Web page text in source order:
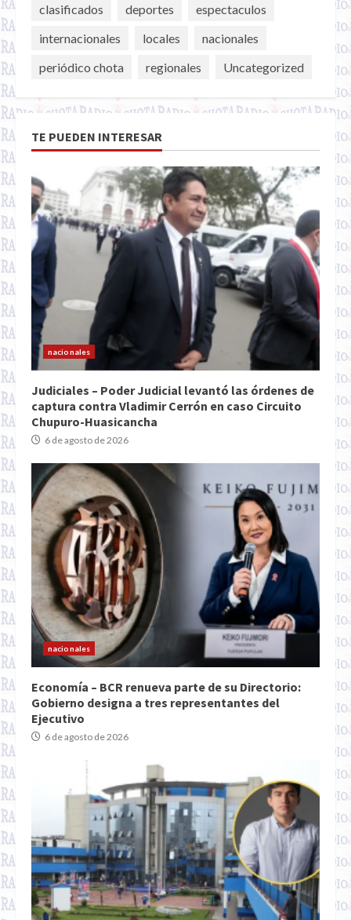
clasificados deportes
espectaculos
internacionales
locales
nacionales
periódico chota
regionales Uncategorized
TE PUEDEN INTERESAR
nacionales
Judiciales – Poder Judicial levantó las órdenes de
captura contra Vladimir Cerrón en caso Circuito
Chupuro-Huasicancha
6 de agosto de 2026
nacionales
Economía – BCR renueva parte de su Directorio:
Gobierno designa a tres representantes del
Ejecutivo
6 de agosto de 2026